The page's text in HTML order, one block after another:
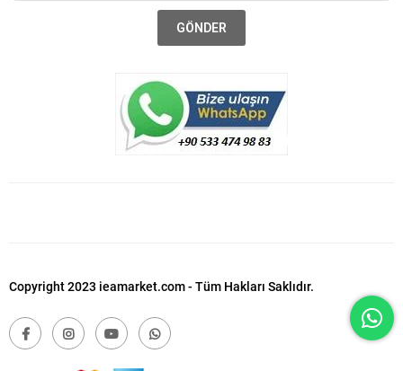
GÖNDER
Copyright 2023 ieamarket.com - Tüm Hakları Saklıdır.